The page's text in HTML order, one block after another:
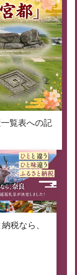
覧表への記
税なら、